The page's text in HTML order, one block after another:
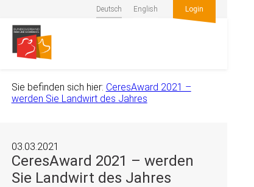
Deutsch English Login
Sie befinden sich hier: CeresAward 2021 –
werden Sie Landwirt des Jahres
03.03.2021
CeresAward 2021 – werden
Sie Landwirt des Jahres